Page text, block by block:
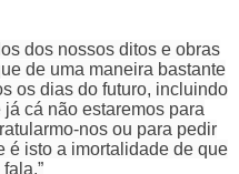
dos nossos ditos e obras
de uma maneira bastante
os dias do futuro, incluindo
cá não estaremos para
nos ou para pedir
é isto a imortalidade de que